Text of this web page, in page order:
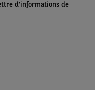
d'informations de